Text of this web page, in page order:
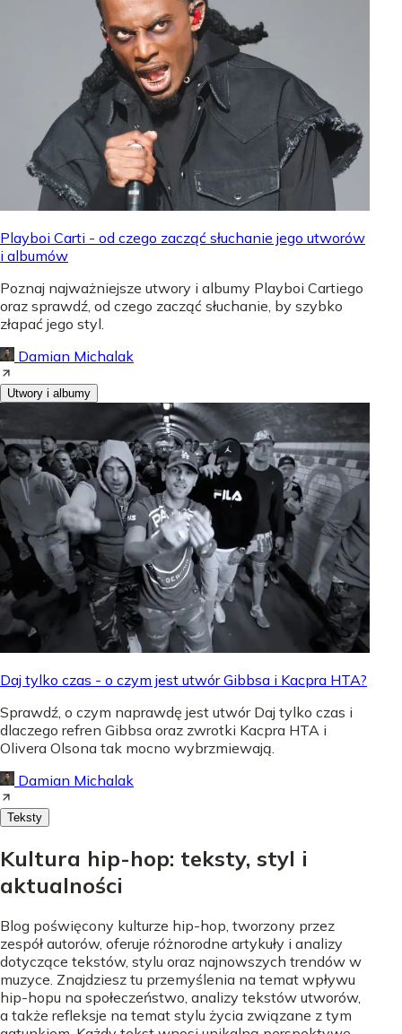
Playboi Carti - od czego zacząć słuchanie jego utworów
i albumów
Poznaj najważniejsze utwory i albumy Playboi Cartiego
oraz sprawdź, od czego zacząć słuchanie, by szybko
złapać jego styl.
Damian Michalak
Utwory i albumy
Daj tylko czas - o czym jest utwór Gibbsa i Kacpra HTA?
Sprawdź, o czym naprawdę jest utwór Daj tylko czas i
dlaczego refren Gibbsa oraz zwrotki Kacpra HTA i
Olivera Olsona tak mocno wybrzmiewają.
Damian Michalak
Teksty
Kultura hip-hop: teksty, styl i
aktualności
Blog poświęcony kulturze hip-hop, tworzony przez
zespół autorów, oferuje różnorodne artykuły i analizy
dotyczące tekstów, stylu oraz najnowszych trendów w
muzyce. Znajdziesz tu przemyślenia na temat wpływu
hip-hopu na społeczeństwo, analizy tekstów utworów,
a także refleksje na temat stylu życia związane z tym